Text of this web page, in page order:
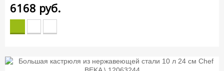
6168 руб.